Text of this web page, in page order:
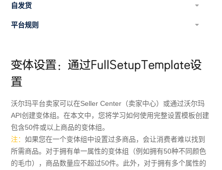
自发货
平台规则
变体设置：通过FullSetupTemplate设
置
沃尔玛平台卖家可以在Seller Center（卖家中心）或通过沃尔玛
API创建变体组。在本文中，您将学习如何使用完整设置模板创建
包含50件或以上商品的变体组。
注：如果您在一个变体组中设置过多商品，会让消费者难以找到
所需商品。对于拥有单一属性的变体组（例如拥有50种不同颜色
的毛巾），商品数量应不超过50件。此外，对于拥有多个属性的